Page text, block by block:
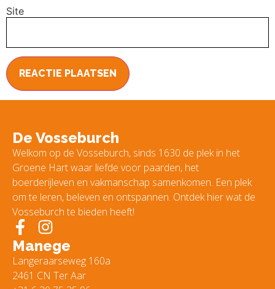
Site
De Vosseburch
Welkom op de Vosseburch, sinds 1630 de plek in het
Groene Hart waar liefde voor paarden, het
boerderijleven en vakmanschap samenkomen. Een plek
om te leren, beleven en ontspannen. Ontdek hier wat de
Vosseburch te bieden heeft!
Manege
Langeraarseweg 160a
2461 CN Ter Aar